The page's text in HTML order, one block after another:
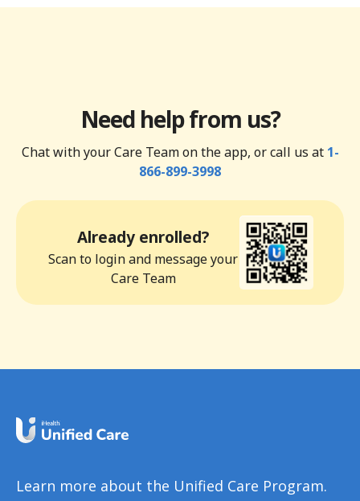
Need help from us?
Chat with your Care Team on the app, or call us at 1-
866-899-3998
Already enrolled?
Scan to login and message your
Care Team
Learn more about the Unified Care Program.